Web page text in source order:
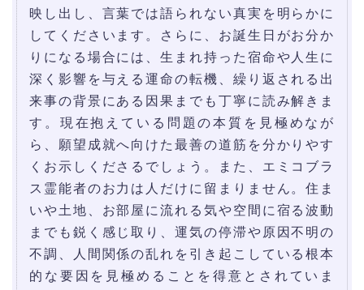
映し出し、言葉では語られない真実を明らかに
してくださいます。さらに、お誕生日がお分か
りになる場合には、生まれ持った宿命や人生に
深く影響を与える運命の転機、繰り返される出
来事の背景にある因果までも丁寧に読み解きま
す。現在抱えている問題の本質を見極めなが
ら、願望成就へ向けた最善の道筋を分かりやす
くお示しくださるでしょう。また、エミコブラ
ス霊能者のお力は人だけに留まりません。住ま
いや土地、お部屋に流れる気や空間に宿る波動
までも鋭く感じ取り、運気の停滞や原因不明の
不調、人間関係の乱れを引き起こしている根本
的な要因を見極めることを得意とされていま